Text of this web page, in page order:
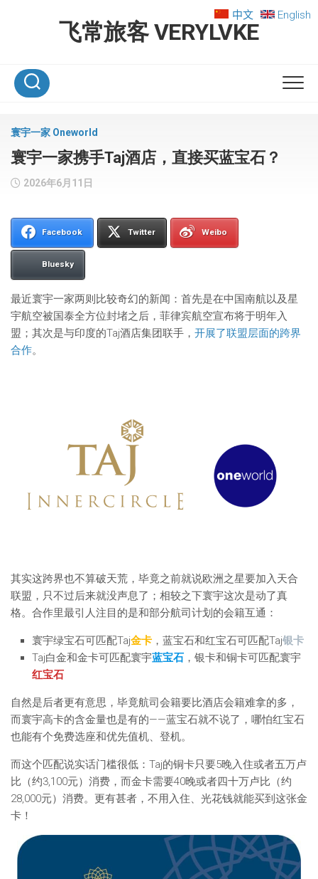
飞常旅客 VERYLVKE
中文 English
寰宇一家 Oneworld
寰宇一家携手Taj酒店，直接买蓝宝石？
2026年6月11日
Facebook Twitter Weibo
Bluesky
最近寰宇一家两则比较奇幻的新闻：首先是在中国南航以及星
宇航空被国泰全方位封堵之后，菲律宾航空宣布将于明年入
盟；其次是与印度的Taj酒店集团联手， 开展了联盟层面的跨界
合作。
其实这跨界也不算破天荒，毕竟之前就说欧洲之星要加入天合
联盟，只不过后来就没声息了；相较之下寰宇这次是动了真
格。合作里最引人注目的是和部分航司计划的会籍互通：
寰宇绿宝石可匹配Taj金卡 ，蓝宝石和红宝石可匹配Taj银卡
Taj白金和金卡可匹配寰宇蓝宝石 ，银卡和铜卡可匹配寰宇
红宝石
自然是后者更有意思，毕竟航司会籍要比酒店会籍难拿的多，
而寰宇高卡的含金量也是有的——蓝宝石就不说了，哪怕红宝石
也能有个免费选座和优先值机、登机。
而这个匹配说实话门槛很低：Taj的铜卡只要5晚入住或者五万卢
比（约3,100元）消费，而金卡需要40晚或者四十万卢比（约
28,000元）消费。更有甚者，不用入住、光花钱就能买到这张金
卡！